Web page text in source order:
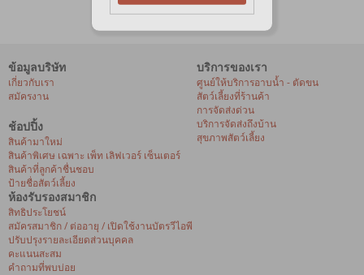
ข้อมูลบริษัท
เกี่ยวกับเรา
สมัครงาน
ช้อปปิ้ง
สินค้ามาใหม่
สินค้าพิเศษ เฉพาะ เพ็ท เลิฟเวอร์ เซ็นเตอร์
สินค้าที่ลูกค้าชื่นชอบ
ป้ายชื่อสัตว์เลี้ยง
บริการของเรา
ศูนย์ให้บริการอาบน้ำ - ตัดขน
สัตว์เลี้ยงที่ร้านค้า
การจัดส่งด่วน
บริการจัดส่งถึงบ้าน
สุขภาพสัตว์เลี้ยง
ห้องรับรองสมาชิก
สิทธิประโยชน์
สมัครสมาชิก / ต่ออายุ / เปิดใช้งานบัตรวีไอพี
ปรับปรุงรายละเอียดส่วนบุคคล
คะแนนสะสม
คำถามที่พบบ่อย